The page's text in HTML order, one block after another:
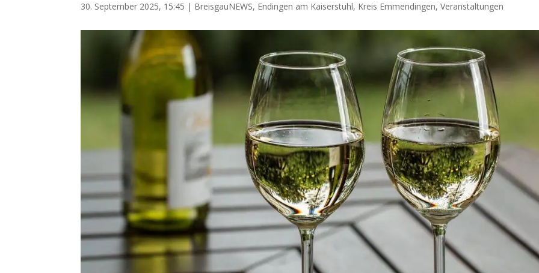
30. September 2025, 15:45 | BreisgauNEWS, Endingen am Kaiserstuhl, Kreis Emmendingen,Veranstaltungen